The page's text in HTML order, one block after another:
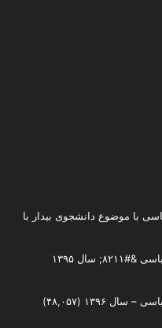
با موضوع دانشجوی بیدار با
سال ۱۳۹۵
– سال ۱۳۹۶ (۴۸,۰۵۷)